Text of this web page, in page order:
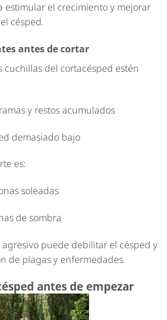
estimular el crecimiento y mejorar
césped.
antes de cortar
cuchillas del cortacésped estén
y restos acumulados
demasiado bajo
es:
soleadas
de sombra
puede debilitar el césped y
de plagas y enfermedades.
antes de empezar